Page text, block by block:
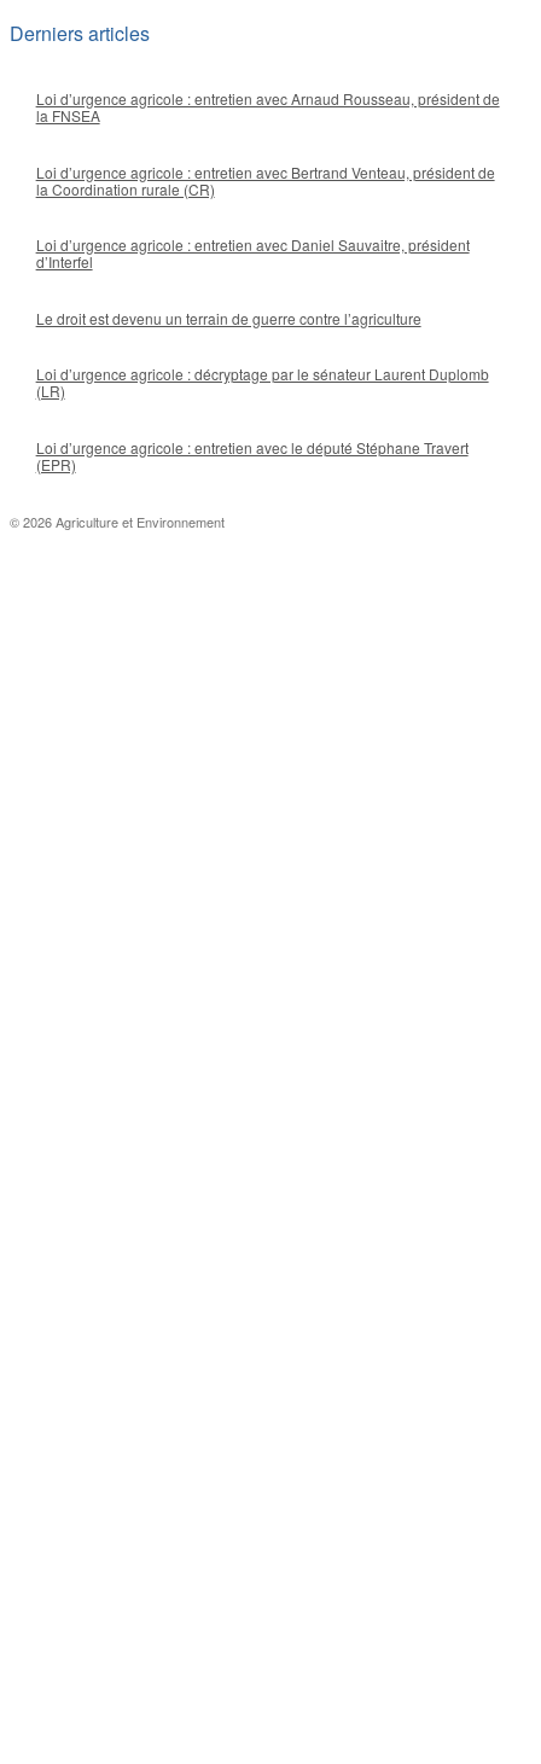
Derniers articles
Loi d’urgence agricole : entretien avec Arnaud Rousseau, président de
la FNSEA
Loi d’urgence agricole : entretien avec Bertrand Venteau, président de
la Coordination rurale (CR)
Loi d’urgence agricole : entretien avec Daniel Sauvaitre, président
d’Interfel
Le droit est devenu un terrain de guerre contre l’agriculture
Loi d’urgence agricole : décryptage par le sénateur Laurent Duplomb
(LR)
Loi d’urgence agricole : entretien avec le député Stéphane Travert
(EPR)
© 2026 Agriculture et Environnement